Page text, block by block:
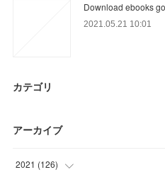
Download ebooks
2021.05.21 10:01
カテゴリ
アーカイブ
2021 (126)